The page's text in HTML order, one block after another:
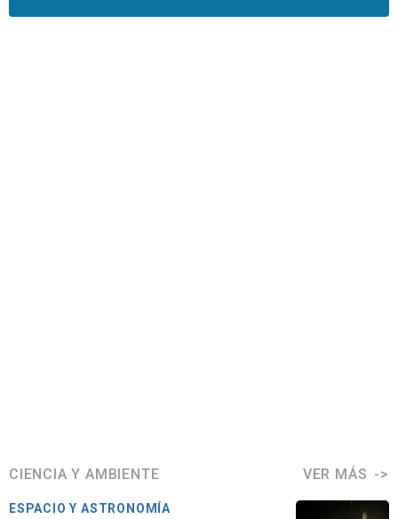
CIENCIA Y AMBIENTE VER MÁS
ESPACIO Y ASTRONOMÍA